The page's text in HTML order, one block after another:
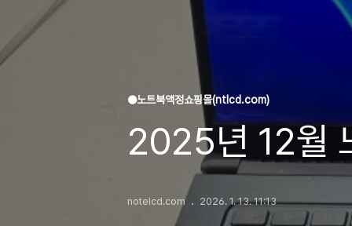
●노트북액정쇼핑몰(ntlcd.com)
2025년 12월
notelcd.com 2026. 1. 13. 11:13